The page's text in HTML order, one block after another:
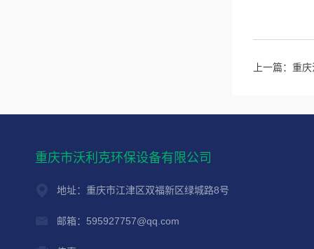
上一篇： 重庆
重庆市沃利克环保设备有限公司
地址：重庆市江津区双福新区绿城路8号
邮箱：595927757@qq.com